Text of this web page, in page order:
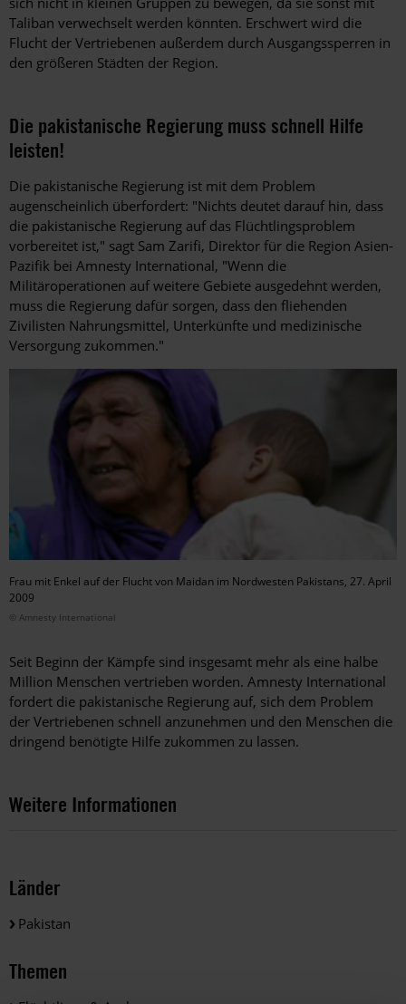
Taliban verwechselt werden könnten. Erschwert wird die
Flucht der Vertriebenen außerdem durch Ausgangssperren in
den größeren Städten der Region.
Die pakistanische Regierung muss schnell Hilfe
leisten!
Die pakistanische Regierung ist mit dem Problem
augenscheinlich überfordert: "Nichts deutet darauf hin, dass
die pakistanische Regierung auf das Flüchtlingsproblem
vorbereitet ist," sagt Sam Zarifi, Direktor für die Region Asien-
Pazifik bei Amnesty International, "Wenn die
Militäroperationen auf weitere Gebiete ausgedehnt werden,
muss die Regierung dafür sorgen, dass den fliehenden
Zivilisten Nahrungsmittel, Unterkünfte und medizinische
Versorgung zukommen."
Frau mit Enkel auf der Flucht von Maidan im Nordwesten Pakistans, 27. April
2009
© Amnesty International
Seit Beginn der Kämpfe sind insgesamt mehr als eine halbe
Million Menschen vertrieben worden. Amnesty International
fordert die pakistanische Regierung auf, sich dem Problem
der Vertriebenen schnell anzunehmen und den Menschen die
dringend benötigte Hilfe zukommen zu lassen.
Weitere Informationen
Länder
Pakistan
Themen